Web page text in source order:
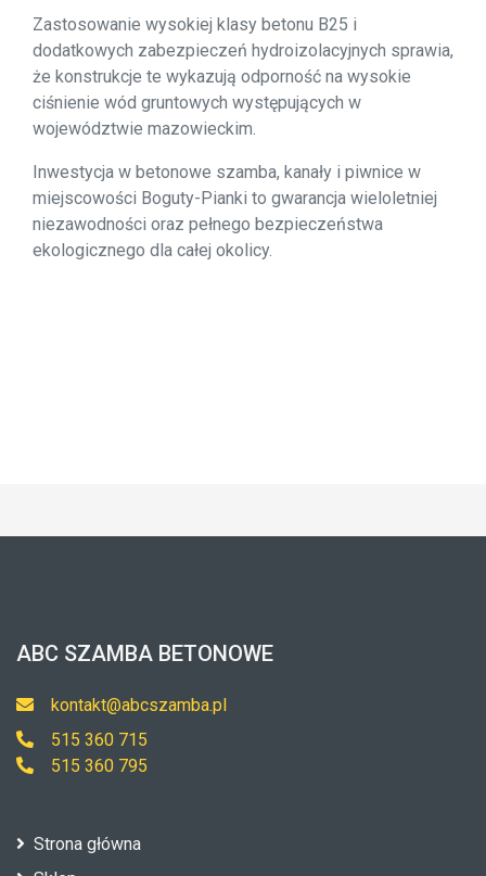
Zastosowanie wysokiej klasy betonu B25 i
dodatkowych zabezpieczeń hydroizolacyjnych sprawia,
że konstrukcje te wykazują odporność na wysokie
ciśnienie wód gruntowych występujących w
województwie mazowieckim.
Inwestycja w betonowe szamba, kanały i piwnice w
miejscowości Boguty-Pianki to gwarancja wieloletniej
niezawodności oraz pełnego bezpieczeństwa
ekologicznego dla całej okolicy.
ABC SZAMBA BETONOWE
kontakt@abcszamba.pl
515 360 715
515 360 795
Strona główna